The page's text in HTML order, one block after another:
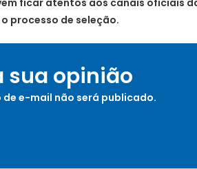
ficar atentos aos canais oficiais
processo de seleção.
sua opinião
de e-mail não será publicado.